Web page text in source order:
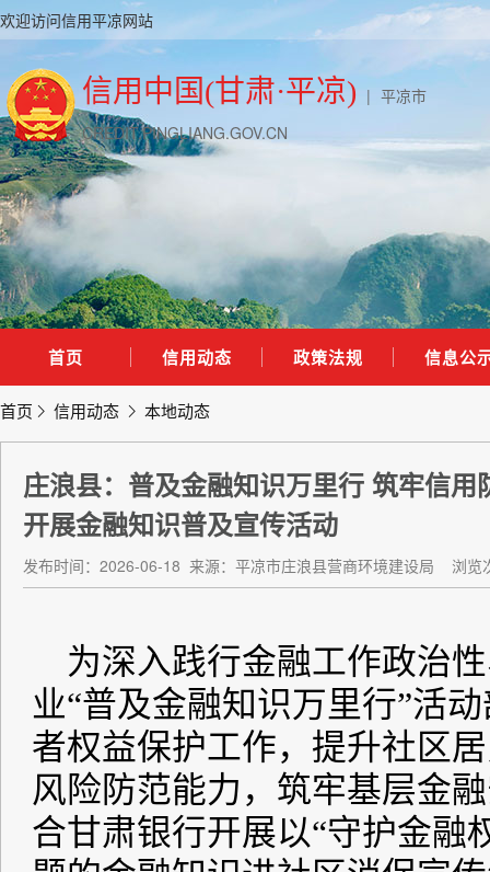
欢迎访问信用平凉网站
信用中国(甘肃·平凉) | 平凉市
CREDIT.PINGLIANG.GOV.CN
首页 信用动态 政策法规 信息公
首页 信用动态 本地动态
庄浪县：普及金融知识万里行 筑牢信
开展金融知识普及宣传活动
发布时间：2026-06-18 来源：平凉市庄浪县营商环境建设局 浏览